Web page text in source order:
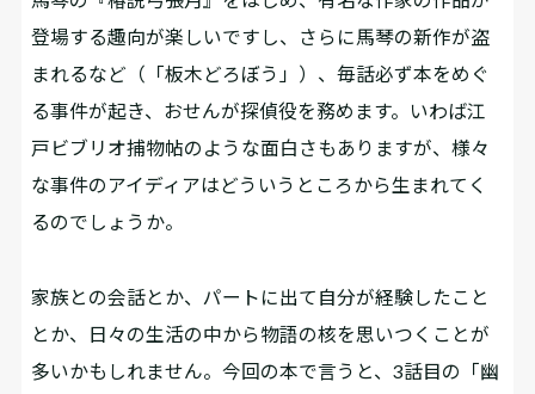
登場する趣向が楽しいですし、さらに馬琴の新作が盗
まれるなど（「板木どろぼう」）、毎話必ず本をめぐ
る事件が起き、おせんが探偵役を務めます。いわば江
戸ビブリオ捕物帖のような面白さもありますが、様々
な事件のアイディアはどういうところから生まれてく
るのでしょうか。
家族との会話とか、パートに出て自分が経験したこと
とか、日々の生活の中から物語の核を思いつくことが
多いかもしれません。今回の本で言うと、3話目の「幽